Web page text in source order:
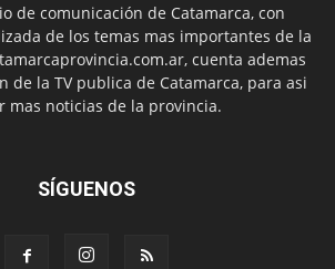
de comunicación de Catamarca, con
de los temas mas importantes de la
cuenta ademas
de la TV publica de Catamarca, para asi
mas noticias de la provincia.
SÍGUENOS